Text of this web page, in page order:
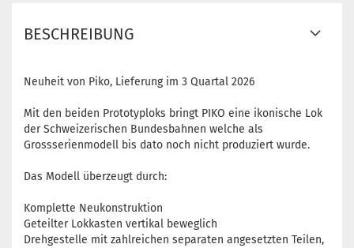
BESCHREIBUNG
Neuheit von Piko, Lieferung im 3 Quartal 2026
Mit den beiden Prototyploks bringt PIKO eine ikonische Lok
der Schweizerischen Bundesbahnen welche als
Grossserienmodell bis dato noch nicht produziert wurde.
Das Modell überzeugt durch:
Komplette Neukonstruktion
Geteilter Lokkasten vertikal beweglich
Drehgestelle mit zahlreichen separaten angesetzten Teilen,